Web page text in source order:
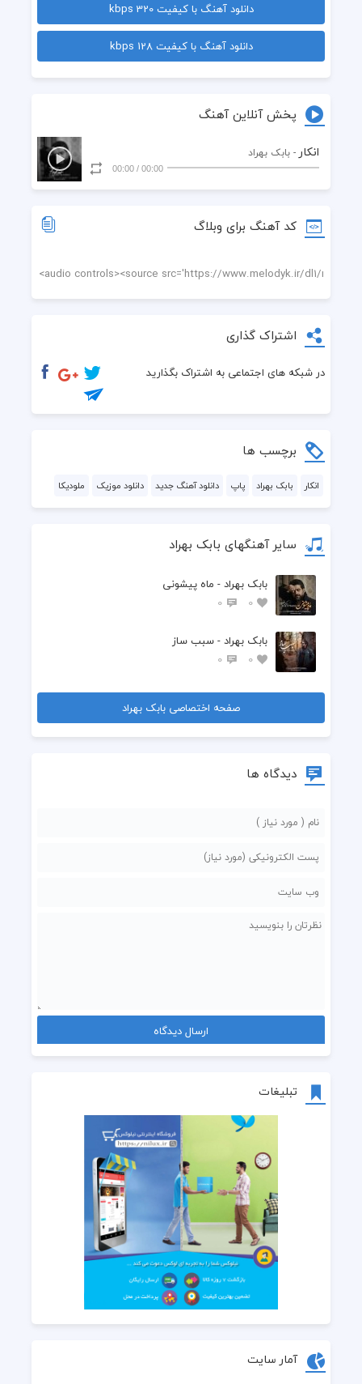
تبلیغات
آمار سایت
  مرا اینگونه در برزخ
  رها کردی به آسانی
  نه هم‌دستی نه هم پایی
  اگر زانو زدم بر خاک
  دلت در چنگ اهریمن
  دخیلی بر نمی بندد
  به این عاشق ترین عاشق
  کسی جز تو نمی خندد
  به دست عاشقی بت ساز
  چه ساده باورت کردم
  دروغین بودی از آغاز
  سکوت من در انکار
دانلود آهنگ با کیفیت 320 kbps
دانلود آهنگ با کیفیت 128 kbps
پخش آنلاین آهنگ
انکار - بابک بهراد
00:00
/
00:00
کد آهنگ برای وبلاگ
اشتراک گذاری
در شبکه های اجتماعی به اشتراک بگذارید
برچسب ها
انکار بابک بهراد پاپ دانلود آهنگ جدید دانلود موزیک ملودیکا
سایر آهنگهای بابک بهراد
بابک بهراد - ماه پیشونی
0
0
بابک بهراد - سبب ساز
0
0
صفحه اختصاصی بابک بهراد
دیدگاه ها